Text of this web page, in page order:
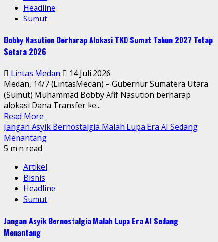
Headline
Sumut
Bobby Nasution Berharap Alokasi TKD Sumut Tahun 2027 Tetap
Setara 2026
Lintas Medan
14 Juli 2026
Medan, 14/7 (LintasMedan) – Gubernur Sumatera Utara
(Sumut) Muhammad Bobby Afif Nasution berharap
alokasi Dana Transfer ke...
Read More
Jangan Asyik Bernostalgia Malah Lupa Era AI Sedang
Menantang
5 min read
Artikel
Bisnis
Headline
Sumut
Jangan Asyik Bernostalgia Malah Lupa Era AI Sedang
Menantang